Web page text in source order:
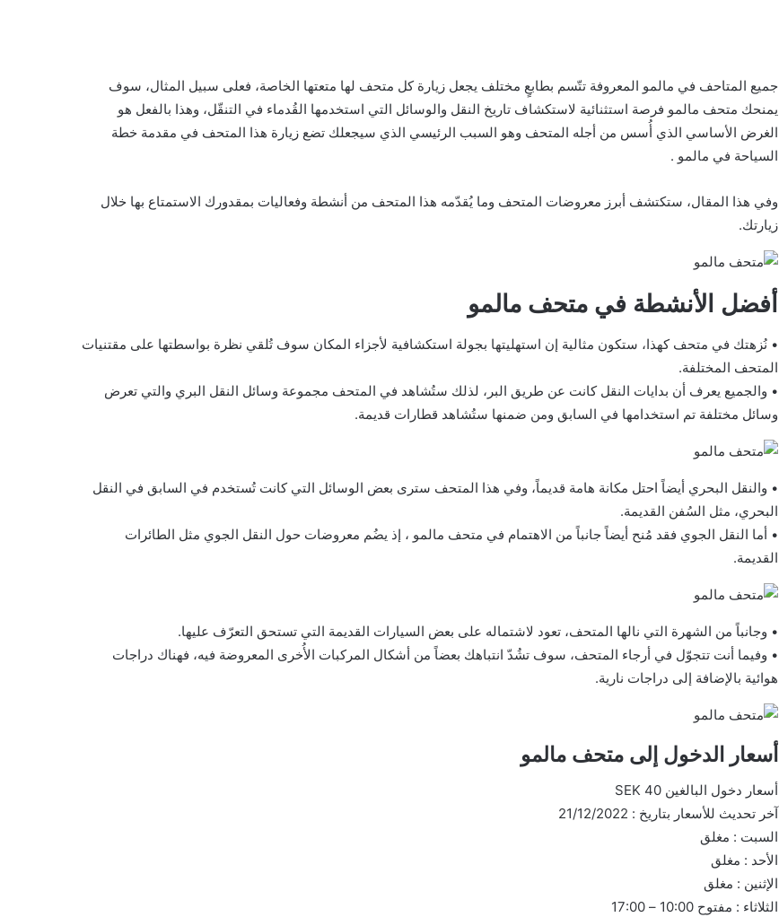
جميع المتاحف في مالمو المعروفة تتّسم بطابعٍ مختلف يجعل زيارة كل متحف لها متعتها الخاصة، فعلى سبيل المثال، سوف
يمنحك متحف مالمو فرصة استثنائية لاستكشاف تاريخ النقل والوسائل التي استخدمها القُدماء في التنقّل، وهذا بالفعل هو
الغرض الأساسي الذي أُسس من أجله المتحف وهو السبب الرئيسي الذي سيجعلك تضع زيارة هذا المتحف في مقدمة خطة
السياحة في مالمو .
وفي هذا المقال، ستكتشف أبرز معروضات المتحف وما يُقدّمه هذا المتحف من أنشطة وفعاليات بمقدورك الاستمتاع بها خلال
زيارتك.
أفضل الأنشطة في متحف مالمو
• نُزهتك في متحف كهذا، ستكون مثالية إن استهليتها بجولة استكشافية لأجزاء المكان سوف تُلقي نظرة بواسطتها على مقتنيات
المتحف المختلفة.
• والجميع يعرف أن بدايات النقل كانت عن طريق البر، لذلك ستُشاهد في المتحف مجموعة وسائل النقل البري والتي تعرض
وسائل مختلفة تم استخدامها في السابق ومن ضمنها ستُشاهد قطارات قديمة.
• والنقل البحري أيضاً احتل مكانة هامة قديماً، وفي هذا المتحف سترى بعض الوسائل التي كانت تُستخدم في السابق في النقل
البحري، مثل السُفن القديمة.
• أما النقل الجوي فقد مُنح أيضاً جانباً من الاهتمام في متحف مالمو ، إذ يضُم معروضات حول النقل الجوي مثل الطائرات
القديمة.
• وجانباً من الشهرة التي نالها المتحف، تعود لاشتماله على بعض السيارات القديمة التي تستحق التعرّف عليها.
• وفيما أنت تتجوّل في أرجاء المتحف، سوف تشُدّ انتباهك بعضاً من أشكال المركبات الأُخرى المعروضة فيه، فهناك دراجات
هوائية بالإضافة إلى دراجات نارية.
أسعار الدخول إلى متحف مالمو
أسعار دخول البالغين 40 SEK
آخر تحديث للأسعار بتاريخ : 21/12/2022
السبت : مغلق
الأحد : مغلق
الإثنين : مغلق
الثلاثاء : مفتوح 10:00 – 17:00